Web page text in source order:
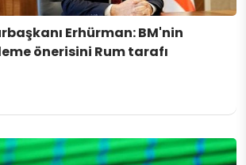
Erhürman: BM'nin
önerisini Rum tarafı